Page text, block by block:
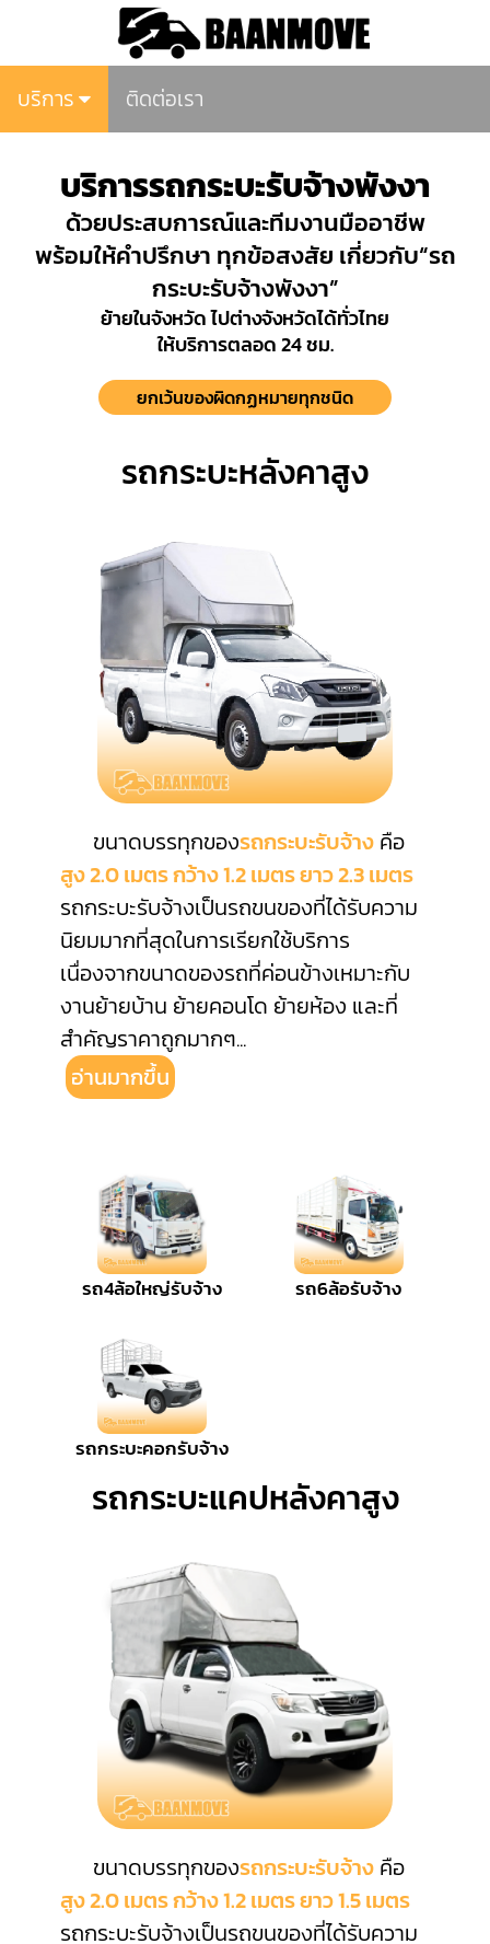
บริการ ติดต่อเรา
บริการรถกระบะรับจ้างพังงา
ด้วยประสบการณ์และทีมงานมืออาชีพ
พร้อมให้คำปรึกษา ทุกข้อสงสัย เกี่ยวกับ“รถ
กระบะรับจ้างพังงา”
ย้ายในจังหวัด ไปต่างจังหวัดได้ทั่วไทย
ให้บริการตลอด 24 ชม.
ยกเว้นของผิดกฏหมายทุกชนิด
รถกระบะหลังคาสูง
ขนาดบรรทุกของรถกระบะรับจ้างคือ
สูง 2.0 เมตร กว้าง 1.2 เมตร ยาว 2.3 เมตร
รถกระบะรับจ้างเป็นรถขนของที่ได้รับความ
นิยมมากที่สุดในการเรียกใช้บริการ
เนื่องจากขนาดของรถที่ค่อนข้างเหมาะกับ
งานย้ายบ้าน ย้ายคอนโด ย้ายห้อง และที่
สำคัญราคาถูกมากๆ...
อ่านมากขึ้น
รถ4ล้อใหญ่รับจ้าง รถ6ล้อรับจ้าง
รถกระบะคอกรับจ้าง
รถกระบะแคปหลังคาสูง
ขนาดบรรทุกของรถกระบะรับจ้างคือ
สูง 2.0 เมตร กว้าง 1.2 เมตร ยาว 1.5 เมตร
รถกระบะรับจ้างเป็นรถขนของที่ได้รับความ